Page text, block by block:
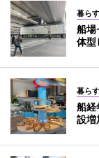
暮ら
船
体型
暮ら
船
設増